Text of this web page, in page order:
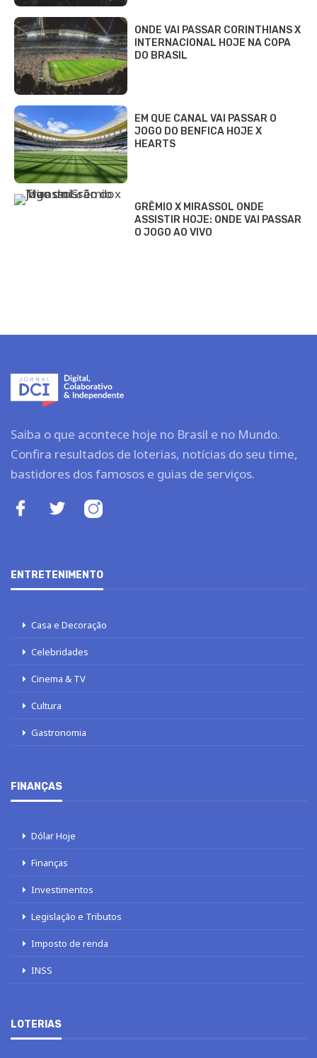
ONDE VAI PASSAR CORINTHIANS X
INTERNACIONAL HOJE NA COPA
DO BRASIL
EM QUE CANAL VAI PASSAR O
JOGO DO BENFICA HOJE X
HEARTS
GRÊMIO X MIRASSOL ONDE
ASSISTIR HOJE: ONDE VAI PASSAR
O JOGO AO VIVO
Saiba o que acontece hoje no Brasil e no Mundo.
Confira resultados de loterias, notícias do seu time,
bastidores dos famosos e guias de serviços.
ENTRETENIMENTO
Casa e Decoração
Celebridades
Cinema & TV
Cultura
Gastronomia
FINANÇAS
Dólar Hoje
Finanças
Investimentos
Legislação e Tributos
Imposto de renda
INSS
LOTERIAS